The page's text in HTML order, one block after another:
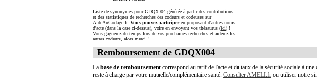
Liste de synonymes pour GDQX004 générée à partir des contributions
et des statistiques de recherches des codeurs et codeuses sur
AideAuCodage.fr. Vous pouvez participeren proposant d'autres noms
d'acte (dans la case ci-dessus), voire en envoyant vos thésaurus (ici) !
Vous gagnerez du temps lors de vos prochaines recherches et aiderez les
autres codeurs, alors merci !
Remboursement de GDQX004
La base de remboursement correspond au tarif de l'acte et du taux de la sécurité sociale à
reste à charge par votre mutuelle/complémentaire santé. Consulter AMELI.fr ou utiliser notre